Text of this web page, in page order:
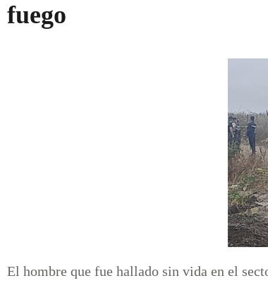
fuego
El hombre que fue hallado sin vida en el